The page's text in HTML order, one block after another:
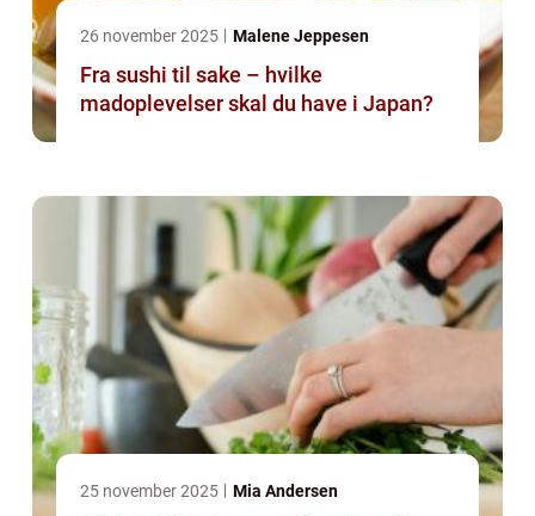
26 november 2025 Malene Jeppesen
Fra sushi til sake – hvilke
madoplevelser skal du have i Japan?
25 november 2025 Mia Andersen